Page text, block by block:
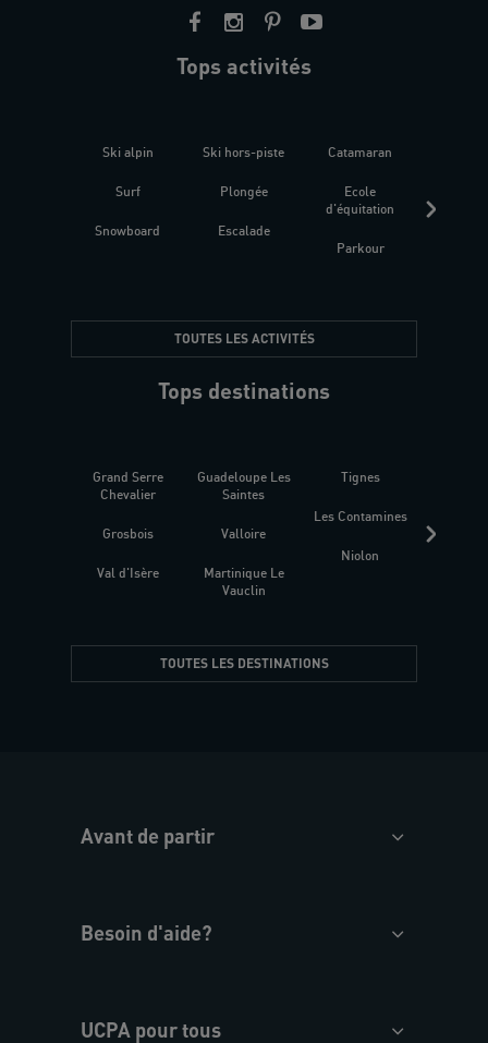
Tops activités
Ski alpin
Surf
Snowboard
Ski hors-piste
Plongée
Escalade
Catamaran
Ecole
d'équitation
Parkour
TOUTES LES ACTIVITÉS
Tops destinations
Grand Serre
Chevalier
Grosbois
Val d'Isère
Guadeloupe Les
Saintes
Valloire
Martinique Le
Vauclin
Tignes
Les Contamines
Niolon
TOUTES LES DESTINATIONS
Avant de partir
Besoin d'aide?
UCPA pour tous